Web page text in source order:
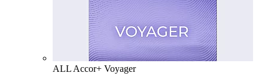
ALL Accor+ Voyager